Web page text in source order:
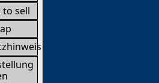
to sell